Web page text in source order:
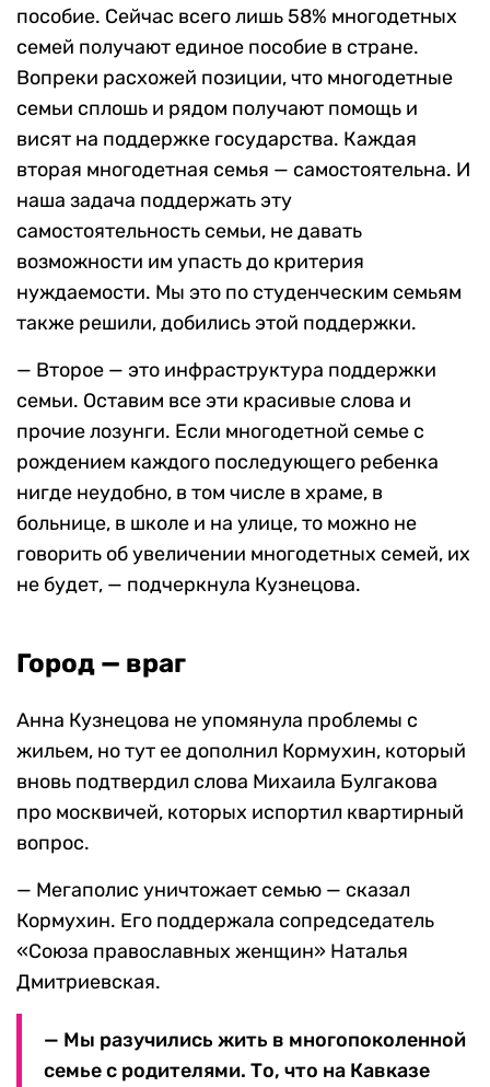
пособие. Сейчас всего лишь 58% многодетных
семей получают единое пособие в стране.
Вопреки расхожей позиции, что многодетные
семьи сплошь и рядом получают помощь и
висят на поддержке государства. Каждая
вторая многодетная семья — самостоятельна. И
наша задача поддержать эту
самостоятельность семьи, не давать
возможности им упасть до критерия
нуждаемости. Мы это по студенческим семьям
также решили, добились этой поддержки.
— Второе — это инфраструктура поддержки
семьи. Оставим все эти красивые слова и
прочие лозунги. Если многодетной семье с
рождением каждого последующего ребенка
нигде неудобно, в том числе в храме, в
больнице, в школе и на улице, то можно не
говорить об увеличении многодетных семей, их
не будет, — подчеркнула Кузнецова.
Город — враг
Анна Кузнецова не упомянула проблемы с
жильем, но тут ее дополнил Кормухин, который
вновь подтвердил слова Михаила Булгакова
про москвичей, которых испортил квартирный
вопрос.
— Мегаполис уничтожает семью — сказал
Кормухин. Его поддержала сопредседатель
«Союза православных женщин» Наталья
Дмитриевская.
— Мы разучились жить в многопоколенной
семье с родителями. То, что на Кавказе